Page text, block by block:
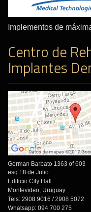
Implementos de
Centro de
Implantes
German Barbato 1363 of 603
esq 18 de Julio
Edificio City Hall
Montevideo, Uruguay
Tels: 2908 9016 / 2908 5072
Whatsapp: 094 700 275